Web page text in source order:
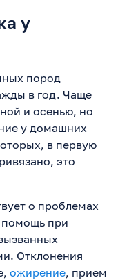
у
пород
в год. Чаще
и осенью, но
у домашних
в первую
это
о проблемах
помощь при
Отклонения
ожирение, прием